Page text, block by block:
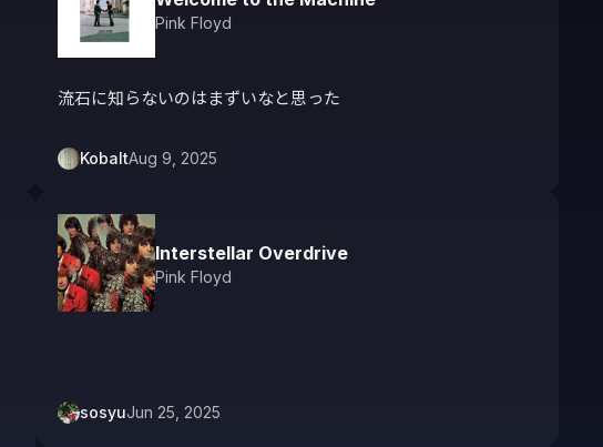
Pink Floyd
流石に知らないのはまずいなと思った
KobaltAug 9, 2025
Interstellar Overdrive
Pink Floyd
sosyuJun 25, 2025